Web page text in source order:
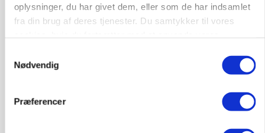
oplysninger, du har givet dem, eller som de har indsamlet
fra din brug af deres tjenester. Du samtykker til vores
Nødvendig
Præferencer